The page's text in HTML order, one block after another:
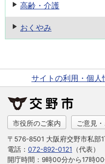
高齢・介護
おくやみ
サイトの利用・個人
市役所のご案内 ご意見
〒576-8501 大阪府交野市私部1
電話： 072-892-0121 （代表）
開庁時間：9時00分から17時